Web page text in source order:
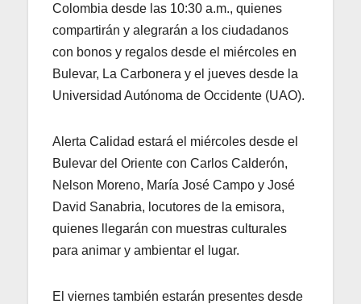
Colombia desde las 10:30 a.m., quienes
compartirán y alegrarán a los ciudadanos
con bonos y regalos desde el miércoles en
Bulevar, La Carbonera y el jueves desde la
Universidad Autónoma de Occidente (UAO).
Alerta Calidad estará el miércoles desde el
Bulevar del Oriente con Carlos Calderón,
Nelson Moreno, María José Campo y José
David Sanabria, locutores de la emisora,
quienes llegarán con muestras culturales
para animar y ambientar el lugar.
El viernes también estarán presentes desde